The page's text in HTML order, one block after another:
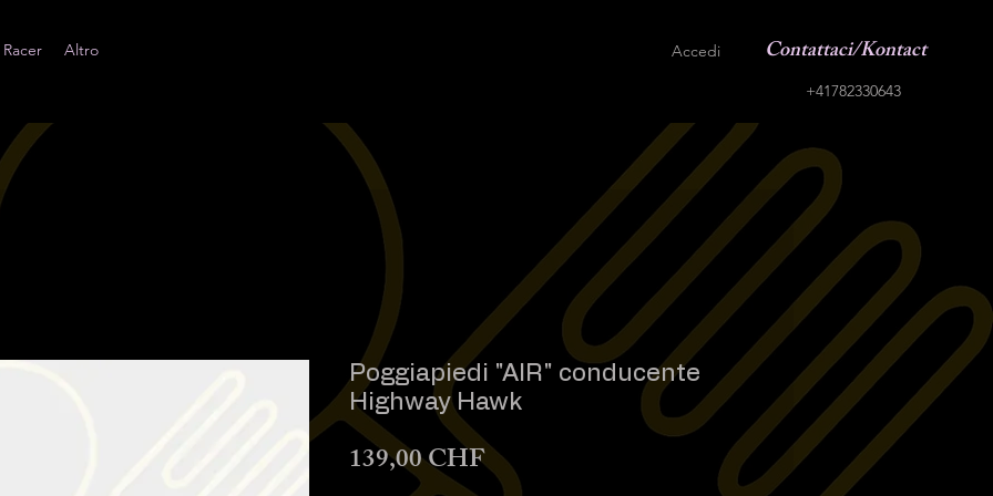
Altro Accedi Contattaci/Kontact
+41782330643
Poggiapiedi "AIR" conducente
Highway Hawk
139,00 CHFPrezzo